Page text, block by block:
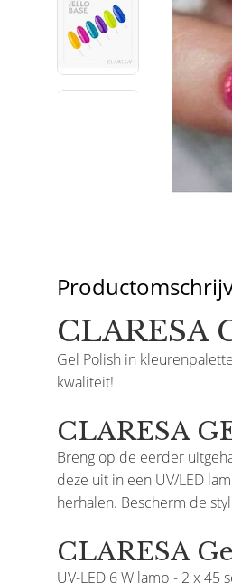
CLARESA
Gel Polish in
kwaliteit!
CLARESA
Breng op de eerder
deze uit in een UV/LED
herhalen. Bescherm de
CLARESA
UV-LED 6 W lamp - 2 x 45
Prijsverlaging